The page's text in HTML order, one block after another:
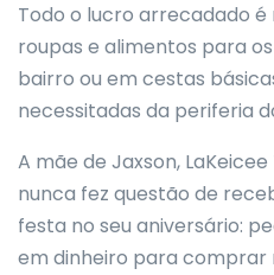
Todo o lucro arrecadado
roupas e alimentos para
bairro ou em cestas
necessitadas da periferia
A mãe de Jaxson,
nunca fez questão de
festa no seu aniversário:
em dinheiro para